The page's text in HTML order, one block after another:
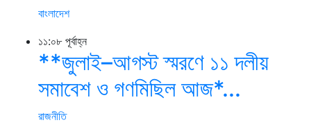
বাংলাদেশ
১১:০৮ পূর্বাহ্ন
**জুলাই–আগস্ট স্মরণে ১১ দলীয়
সমাবেশ ও গণমিছিল আজ*...
রাজনীতি